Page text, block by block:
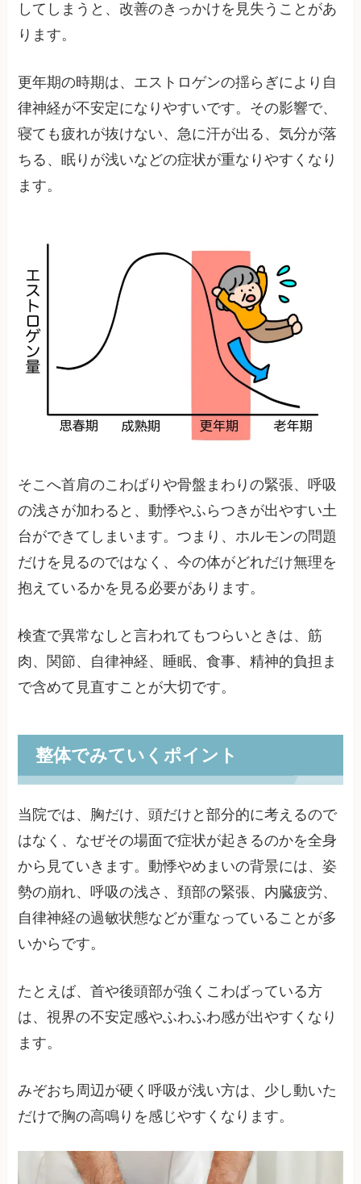
してしまうと、改善のきっかけを見失うことがあ
ります。
更年期の時期は、エストロゲンの揺らぎにより自
律神経が不安定になりやすいです。その影響で、
寝ても疲れが抜けない、急に汗が出る、気分が落
ちる、眠りが浅いなどの症状が重なりやすくなり
ます。
そこへ首肩のこわばりや骨盤まわりの緊張、呼吸
の浅さが加わると、動悸やふらつきが出やすい土
台ができてしまいます。つまり、ホルモンの問題
だけを見るのではなく、今の体がどれだけ無理を
抱えているかを見る必要があります。
検査で異常なしと言われてもつらいときは、筋
肉、関節、自律神経、睡眠、食事、精神的負担ま
で含めて見直すことが大切です。
整体でみていくポイント
当院では、胸だけ、頭だけと部分的に考えるので
はなく、なぜその場面で症状が起きるのかを全身
から見ていきます。動悸やめまいの背景には、姿
勢の崩れ、呼吸の浅さ、頚部の緊張、内臓疲労、
自律神経の過敏状態などが重なっていることが多
いからです。
たとえば、首や後頭部が強くこわばっている方
は、視界の不安定感やふわふわ感が出やすくなり
ます。
みぞおち周辺が硬く呼吸が浅い方は、少し動いた
だけで胸の高鳴りを感じやすくなります。